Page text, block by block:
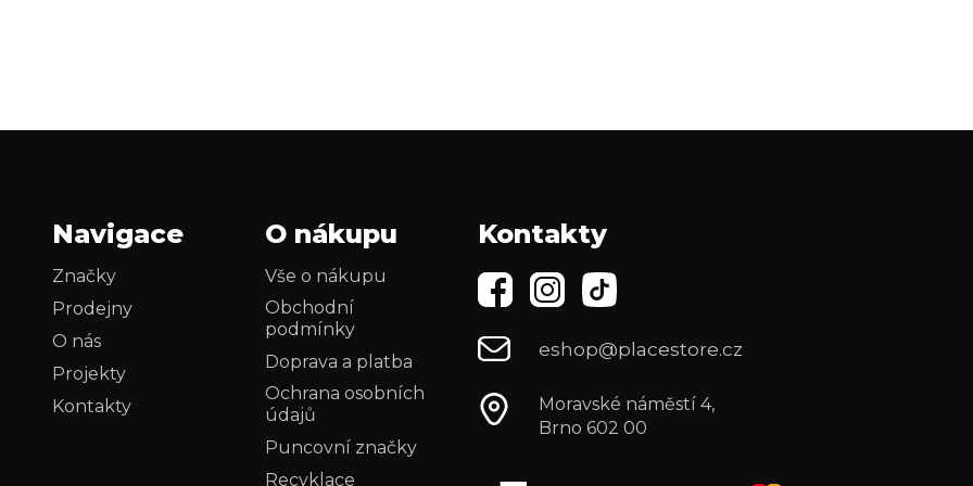
Navigace
Značky
Prodejny
O nás
Projekty
Kontakty
O nákupu
Vše o nákupu
Obchodní
podmínky
Doprava a platba
Ochrana osobních
údajů
Puncovní značky
Recyklace
Kontakty
eshop@placestore.cz
Moravské náměstí 4,
Brno 602 00